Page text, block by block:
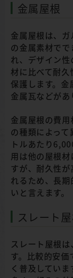
金属屋根
金属屋根は、
の金属素材で
れ、デザイン
材に比べて耐
保護します。
金属瓦などがあ
金属屋根の費
の種類によっ
トルあたり
用は他の屋根
すが、耐久性
れるため、長
いと言えます。
スレート
スレート屋根
す。比較的安
く普及してい